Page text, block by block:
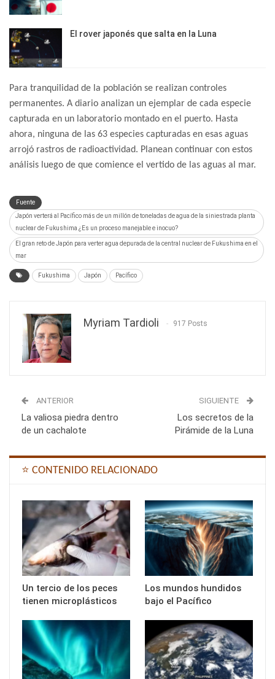
El rover japonés que salta en la Luna
Para tranquilidad de la población se realizan controles
permanentes. A diario analizan un ejemplar de cada especie
capturada en un laboratorio montado en el puerto. Hasta
ahora, ninguna de las 63 especies capturadas en esas aguas
arrojó rastros de radioactividad. Planean continuar con estos
análisis luego de que comience el vertido de las aguas al mar.
Fuente
Japón verterá al Pacífico más de un millón de toneladas de agua de la siniestrada planta
nuclear de Fukushima ¿Es un proceso manejable e inocuo?
El gran reto de Japón para verter agua depurada de la central nuclear de Fukushima en el
mar
Fukushima Japón Pacífico
Myriam Tardioli 917 Posts
ANTERIOR
La valiosa piedra dentro
de un cachalote
SIGUIENTE
Los secretos de la
Pirámide de la Luna
⭐ CONTENIDO RELACIONADO
Un tercio de los peces
tienen microplásticos
Los mundos hundidos
bajo el Pacífico